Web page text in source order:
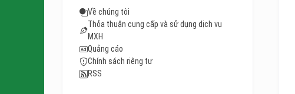
Về chúng tôi
Thỏa thuận cung cấp và sử dụng dịch vụ
MXH
Quảng cáo
Chính sách riêng tư
RSS